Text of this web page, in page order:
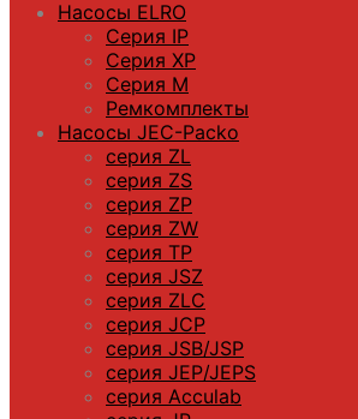
Насосы ELRO
Серия IP
Серия XP
Серия M
Ремкомплекты
Насосы JEC-Packo
серия ZL
серия ZS
серия ZP
серия ZW
серия TP
серия JSZ
серия ZLC
серия JCP
серия JSB/JSP
серия JEP/JEPS
серия Acculab